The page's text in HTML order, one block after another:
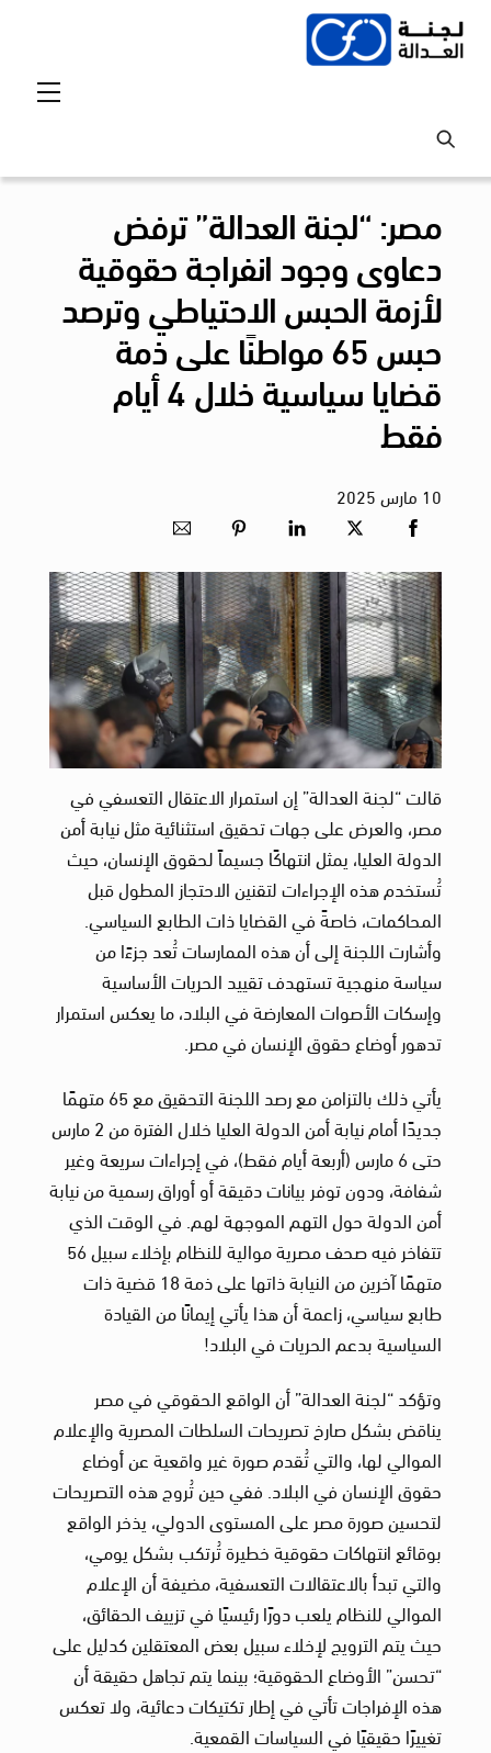
Skip
مصر: “لجنة العدالة” ترفض
دعاوى وجود انفراجة حقوقية
لأزمة الحبس الاحتياطي وترصد
حبس 65 مواطنًا على ذمة
قضايا سياسية خلال 4 أيام
فقط
10 مارس2025
قالت “لجنة العدالة” إن استمرار الاعتقال التعسفي في
مصر، والعرض على جهات تحقيق استثنائية مثل نيابة أمن
الدولة العليا، يمثل انتهاكًا جسيماً لحقوق الإنسان، حيث
تُستخدم هذه الإجراءات لتقنين الاحتجاز المطول قبل
المحاكمات، خاصةً في القضايا ذات الطابع السياسي.
وأشارت اللجنة إلى أن هذه الممارسات تُعد جزءًا من
سياسة منهجية تستهدف تقييد الحريات الأساسية
وإسكات الأصوات المعارضة في البلاد، ما يعكس استمرار
تدهور أوضاع حقوق الإنسان في مصر.
يأتي ذلك بالتزامن مع رصد اللجنة التحقيق مع 65 متهمًا
جديدًا أمام نيابة أمن الدولة العليا خلال الفترة من 2 مارس
حتى 6 مارس (أربعة أيام فقط)، في إجراءات سريعة وغير
شفافة، ودون توفر بيانات دقيقة أو أوراق رسمية من نيابة
أمن الدولة حول التهم الموجهة لهم. في الوقت الذي
تتفاخر فيه صحف مصرية موالية للنظام بإخلاء سبيل 56
متهمًا آخرين من النيابة ذاتها على ذمة 18 قضية ذات
طابع سياسي، زاعمة أن هذا يأتي إيمانًا من القيادة
السياسية بدعم الحريات في البلاد!
وتؤكد “لجنة العدالة” أن الواقع الحقوقي في مصر
يناقض بشكل صارخ تصريحات السلطات المصرية والإعلام
الموالي لها، والتي تُقدم صورة غير واقعية عن أوضاع
حقوق الإنسان في البلاد. ففي حين تُروج هذه التصريحات
لتحسين صورة مصر على المستوى الدولي، يذخر الواقع
بوقائع انتهاكات حقوقية خطيرة تُرتكب بشكل يومي،
والتي تبدأ بالاعتقالات التعسفية، مضيفة أن الإعلام
الموالي للنظام يلعب دورًا رئيسيًا في تزييف الحقائق،
حيث يتم الترويج لإخلاء سبيل بعض المعتقلين كدليل على
“تحسن” الأوضاع الحقوقية؛ بينما يتم تجاهل حقيقة أن
هذه الإفراجات تأتي في إطار تكتيكات دعائية، ولا تعكس
تغييرًا حقيقيًا في السياسات القمعية.